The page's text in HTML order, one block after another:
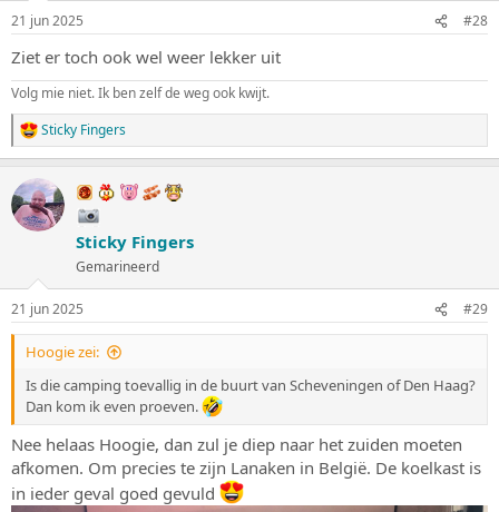
i
n
g
e
n
:
21 jun 2025 #28
Ziet er toch ook wel weer lekker uit
Volg mie niet. Ik ben zelf de weg ook kwijt.
W
a
r
d
e
e
n
Sticky Fingers
Sticky Fingers
Gemarineerd
21 jun 2025 #29
Hoogie zei:
Is die camping toevallig in de buurt van Scheveningen of Den Haag?
Dan kom ik even proeven.
Nee helaas Hoogie, dan zul je diep naar het zuiden moeten
afkomen. Om precies te zijn Lanaken in België. De koelkast is
in ieder geval goed gevuld